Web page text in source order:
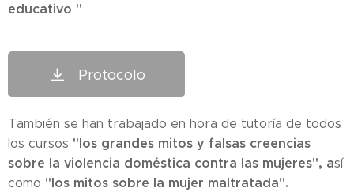
educativo "
Protocolo
También se han trabajado en hora de tutoría de todos
los cursos "los grandes mitos y falsas creencias
sobre la violencia doméstica contra las mujeres", así
como "los mitos sobre la mujer maltratada".